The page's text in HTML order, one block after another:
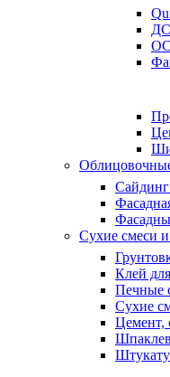
Сухие смеси
Клей
Печные
Сухие
Цемент,